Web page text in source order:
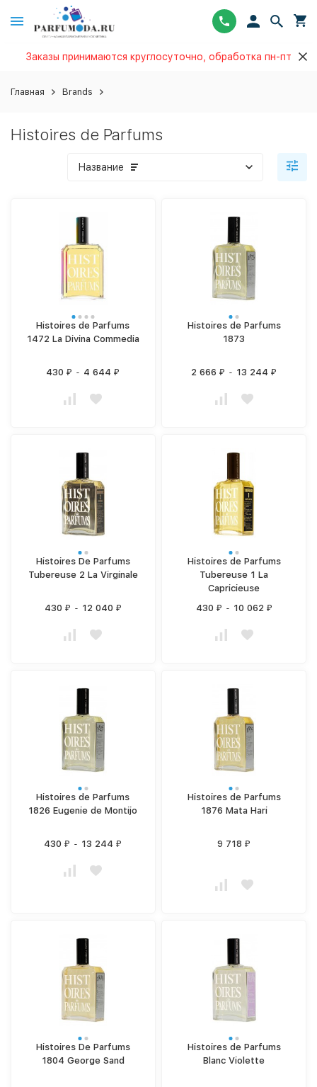
Заказы принимаются круглосуточно, обработка пн-пт
Главная Brands
Histoires de Parfums
Название
Histoires de Parfums
1472 La Divina Commedia
430₽ - 4 644₽
Histoires de Parfums
1873
2 666₽ - 13 244₽
Histoires De Parfums
Tubereuse 2 La Virginale
430 ₽ - 12 040 ₽
Histoires de Parfums
Tubereuse 1 La
Capricieuse
430 ₽ - 10 062 ₽
Histoires de Parfums
1826 Eugenie de Montijo
430₽ - 13 244₽
Histoires de Parfums
1876 Mata Hari
9 718₽
Histoires De Parfums
1804 George Sand
Histoires de Parfums
Blanc Violette